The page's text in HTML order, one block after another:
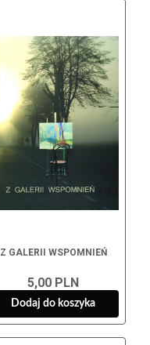
Z GALERII WSPOMNIEŃ
5,00 PLN
Dodaj do koszyka